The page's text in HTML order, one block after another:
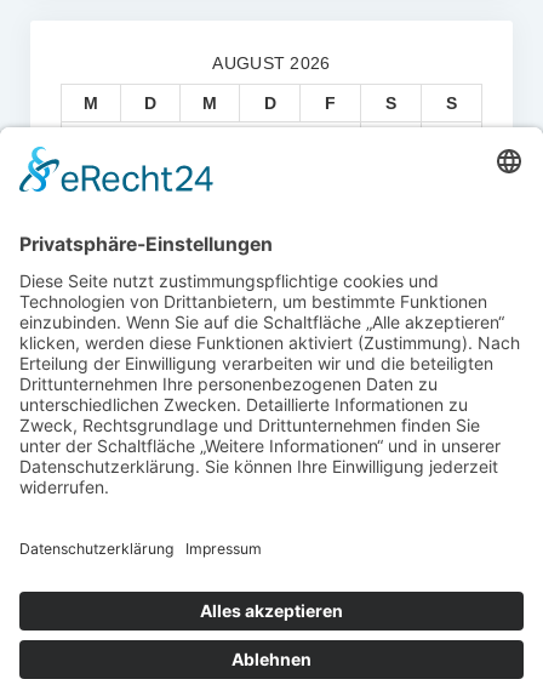
AUGUST 2026
M D M D F S
S
3
4 5
17
18 19 20
24
25 26 27 28 29
30
31
« Juli